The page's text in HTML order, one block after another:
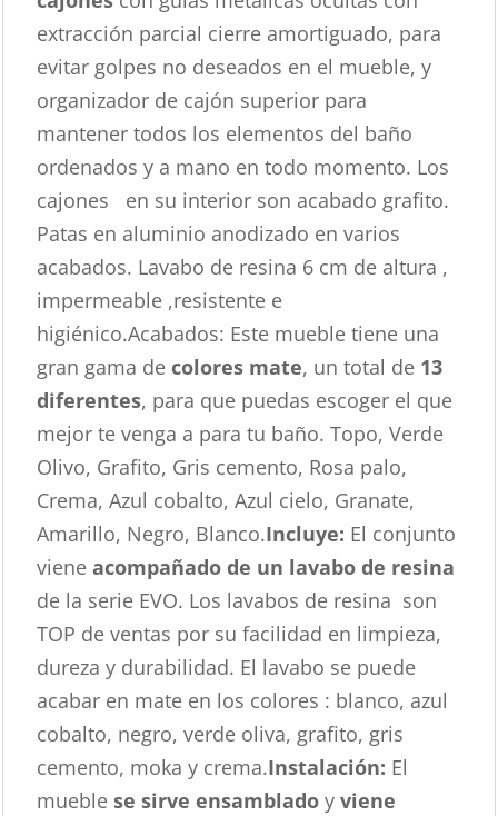
extracción parcial cierre amortiguado, para
evitar golpes no deseados en el mueble, y
organizador de cajón superior para
mantener todos los elementos del baño
ordenados y a mano en todo momento. Los
cajones en su interior son acabado grafito.
Patas en aluminio anodizado en varios
acabados. Lavabo de resina 6 cm de altura ,
impermeable ,resistente e
higiénico.Acabados: Este mueble tiene una
gran gama de colores mate, un total de 13
diferentes, para que puedas escoger el que
mejor te venga a para tu baño. Topo, Verde
Olivo, Grafito, Gris cemento, Rosa palo,
Crema, Azul cobalto, Azul cielo, Granate,
Amarillo, Negro, Blanco.Incluye: El conjunto
vieneacompañado de un lavabo de resina
de la serie EVO. Los lavabos de resina son
TOP de ventas por su facilidad en limpieza,
dureza y durabilidad. El lavabo se puede
acabar en mate en los colores : blanco, azul
cobalto, negro, verde oliva, grafito, gris
cemento, moka y crema.Instalación: El
mueblese sirve ensamblado y viene